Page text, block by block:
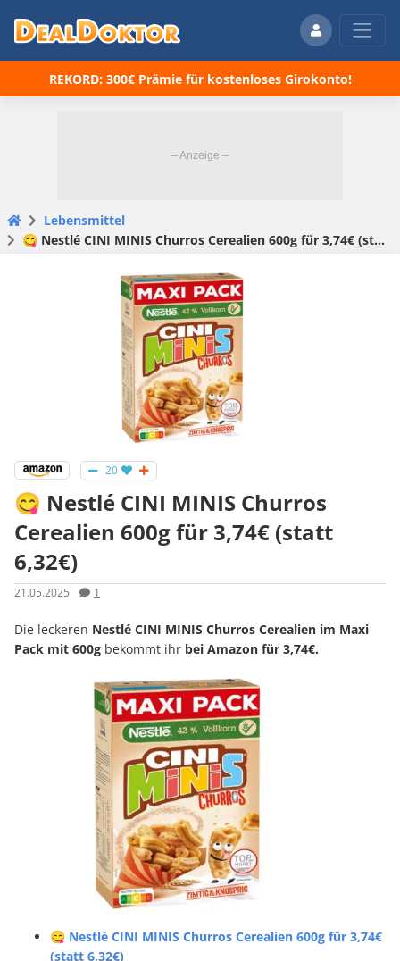
REKORD: 300€ Prämie für kostenloses Girokonto!
Lebensmittel
😋 Nestlé CINI MINIS Churros Cerealien 600g für 3,74€ (statt 6,32€)
20
😋 Nestlé CINI MINIS Churros
Cerealien 600g für 3,74€ (statt
6,32€)
21.05.2025 1
Die leckeren Nestlé CINI MINIS Churros Cerealien im Maxi
Pack mit 600g bekommt ihr bei Amazon für 3,74€.
😋 Nestlé CINI MINIS Churros Cerealien 600g für 3,74€
(statt 6,32€)